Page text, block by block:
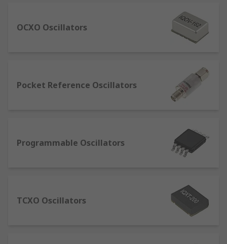
Ceramic Resonators - These create a clock signal
which oscillates between a high and low state
offering higher stability than ceramic resonators.
Silicon Oscillators or MEMS Oscillators – Brands
include Linear Technology, Maxim, Abracon and
Sine Wave Oscillators – Used in circuits for test
OCXO Oscillators
Pocket Reference Oscillators
Programmable Oscillators
TCXO Oscillators